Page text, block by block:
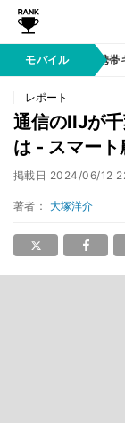
モバイル
Android 携
レポート
通信のIIJが
は - スマー
掲載日 2024/06/12
著者： 大塚洋介